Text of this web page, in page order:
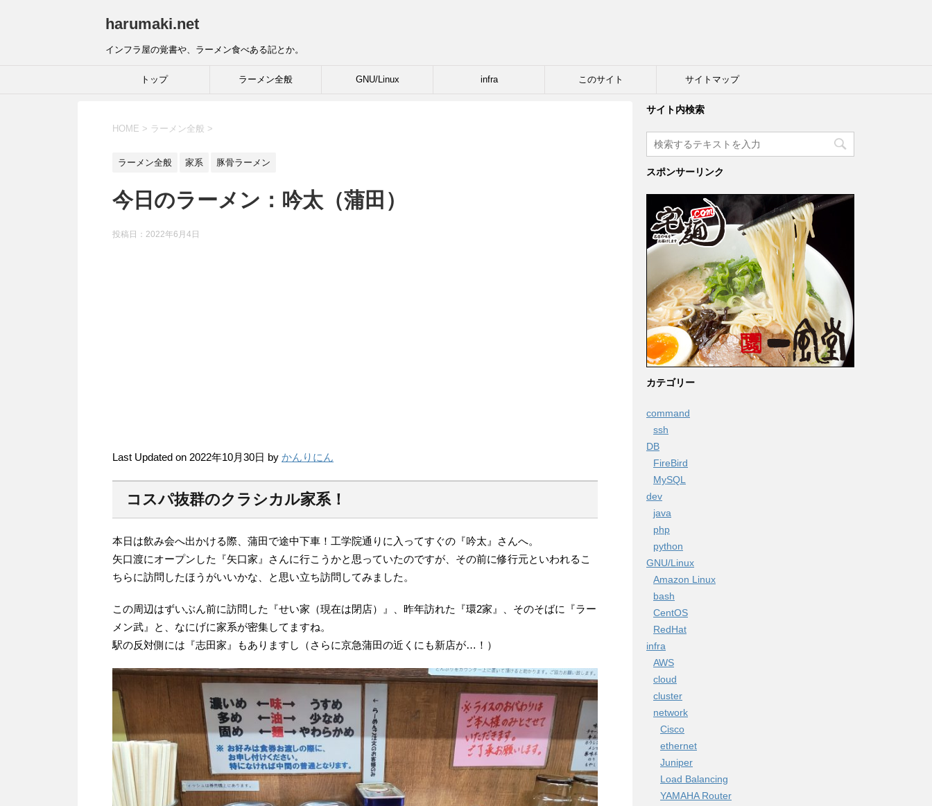
harumaki.net
インフラ屋の覚書や、ラーメン食べある記とか。
トップ ラーメン全般 GNU/Linux infra このサイト サイトマップ
HOME > ラーメン全般 >
ラーメン全般 家系 豚骨ラーメン
今日のラーメン：吟太（蒲田）
投稿日：2022年6月4日
Last Updated on 2022年10月30日 by かんりにん
コスパ抜群のクラシカル家系！
本日は飲み会へ出かける際、蒲田で途中下車！工学院通りに入ってすぐの『吟太』さんへ。
矢口渡にオープンした『矢口家』さんに行こうかと思っていたのですが、その前に修行元といわれるこ
ちらに訪問したほうがいいかな、と思い立ち訪問してみました。
この周辺はずいぶん前に訪問した『せい家（現在は閉店）』、昨年訪れた『環2家』、そのそばに『ラー
メン武』と、なにげに家系が密集してますね。
駅の反対側には『志田家』もありますし（さらに京急蒲田の近くにも新店が…！）
サイト内検索
スポンサーリンク
カテゴリー
command
ssh
DB
FireBird
MySQL
dev
java
php
python
GNU/Linux
Amazon Linux
bash
CentOS
RedHat
infra
AWS
cloud
cluster
network
Cisco
ethernet
Juniper
Load Balancing
YAMAHA Router